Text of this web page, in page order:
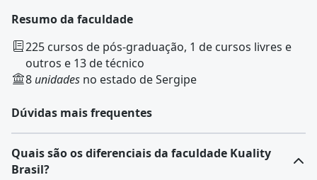
Resumo da faculdade
225 cursos de pós-graduação, 1 de cursos livres e
outros e 13 de técnico
8 unidades no estado de Sergipe
Dúvidas mais frequentes
Quais são os diferenciais da faculdade Kuality
Brasil?